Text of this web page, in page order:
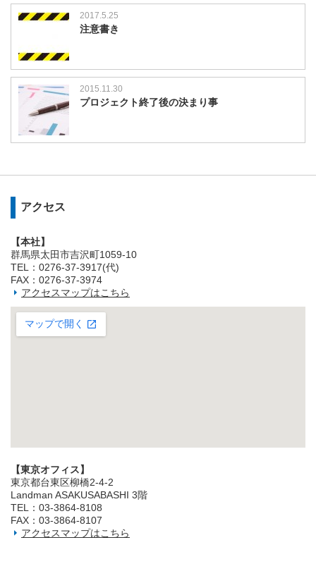
2017.5.25
注意書き
2015.11.30
プロジェクト終了後の決まり事
アクセス
【本社】
群馬県太田市吉沢町1059-10
TEL：0276-37-3917(代)
FAX：0276-37-3974
アクセスマップはこちら
【東京オフィス】
東京都台東区柳橋2‐4‐2
Landman ASAKUSABASHI 3階
TEL：03‐3864‐8108
FAX：03‐3864‐8107
アクセスマップはこちら